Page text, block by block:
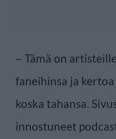
– Tämä on
faneihinsa ja
koska tahansa.
innostuneet